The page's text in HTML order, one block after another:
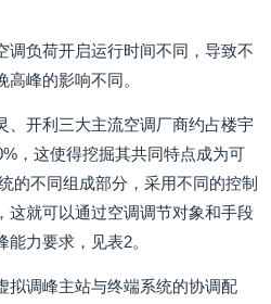
调负荷开启运行时间不同，导致不
峰的影响不同。
、开利三大主流空调厂商约占楼宇
，这使得挖掘其共同特点成为可
的不同组成部分，采用不同的控制
这就可以通过空调调节对象和手段
力要求，见表2。
拟调峰主站与终端系统的协调配